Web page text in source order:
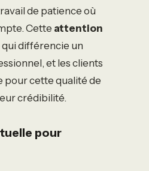
de patience où
Cette attention
qui différencie un
et les clients
pour cette qualité de
crédibilité.
pour